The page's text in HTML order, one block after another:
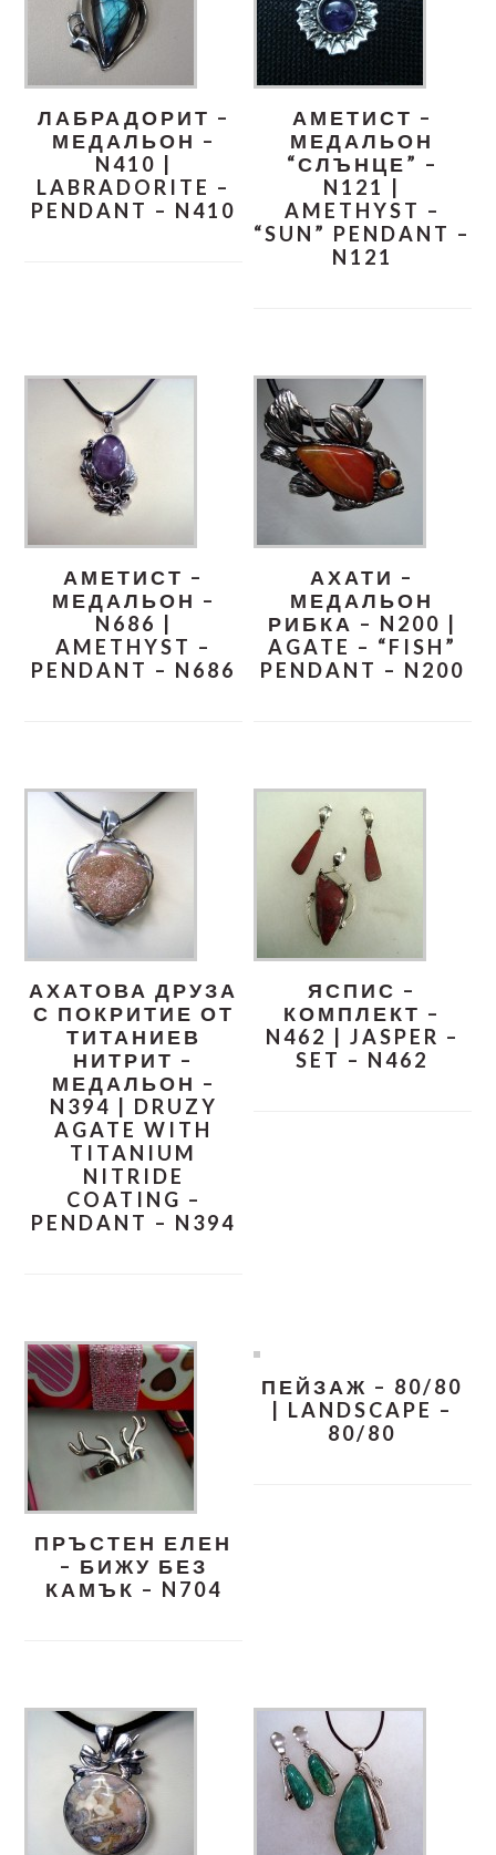
ЛАБРАДОРИТ –
МЕДАЛЬОН –
N410 |
LABRADORITE –
PENDANT – N410
АМЕТИСТ –
МЕДАЛЬОН
“СЛЪНЦЕ” –
N121 |
AMETHYST –
“SUN” PENDANT –
N121
АМЕТИСТ –
МЕДАЛЬОН –
N686 |
AMETHYST –
PENDANT – N686
АХАТИ –
МЕДАЛЬОН
РИБКА – N200 |
AGATE – “FISH”
PENDANT – N200
АХАТОВА ДРУЗА
С ПОКРИТИЕ ОТ
ТИТАНИЕВ
НИТРИТ –
МЕДАЛЬОН –
N394 | DRUZY
AGATE WITH
TITANIUM
NITRIDE
COATING –
PENDANT – N394
ЯСПИС –
КОМПЛЕКТ –
N462 | JASPER –
SET – N462
ПРЪСТЕН ЕЛЕН
– БИЖУ БЕЗ
КАМЪК – N704
ПЕЙЗАЖ – 80/80
| LANDSCAPE –
80/80